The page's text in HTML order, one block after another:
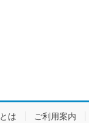
は ご利用案内